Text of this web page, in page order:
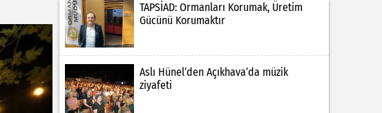
TAPSİAD: Ormanları Korumak, Üretim
Gücünü Korumaktır
Aslı Hünel’den Açıkhava’da müzik
ziyafeti